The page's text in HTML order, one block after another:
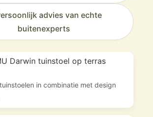
vergelijken en het verschil ervaren
en andere EMU barkrukken.
is de grootste EMU dealer wereldwijd
voorraad en vaak directe levering
in horeca en projectinrichting
Met de Round barkruk kies je voor
rustig design en professioneel
advies van echte
buitenexperts
in combinatie met design